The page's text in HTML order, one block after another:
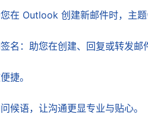
在 Outlook 创建新邮件时，主
名：助您在创建、回复或转发
捷。
候语，让沟通更显专业与贴心。